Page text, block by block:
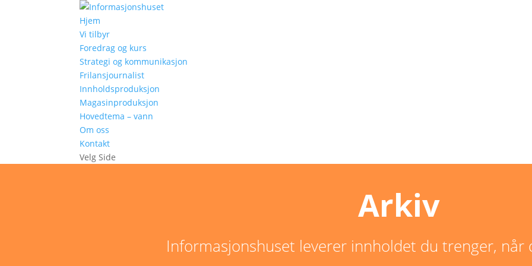
Hjem
Vi tilbyr
Foredrag og kurs
Strategi og kommunikasjon
Frilansjournalist
Innholdsproduksjon
Magasinproduksjon
Hovedtema – vann
Om oss
Kontakt
Velg Side
Arkiv
Informasjonshuset leverer innholdet du trenger, når